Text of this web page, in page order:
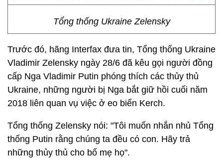
Tổng thống Ukraine Zelensky
Trước đó, hãng Interfax đưa tin, Tổng thống Ukraine
Vladimir Zelensky ngày 28/6 đã kêu gọi người đồng
cấp Nga Vladimir Putin phóng thích các thủy thủ
Ukraine, những người bị Nga bắt giữ hồi cuối năm
2018 liên quan vụ việc ở eo biển Kerch.
Tổng thống Zelensky nói: "Tôi muốn nhắn nhủ Tổng
thống Putin rằng chúng ta đều có con. Hãy trả
những thủy thủ cho bố mẹ họ".